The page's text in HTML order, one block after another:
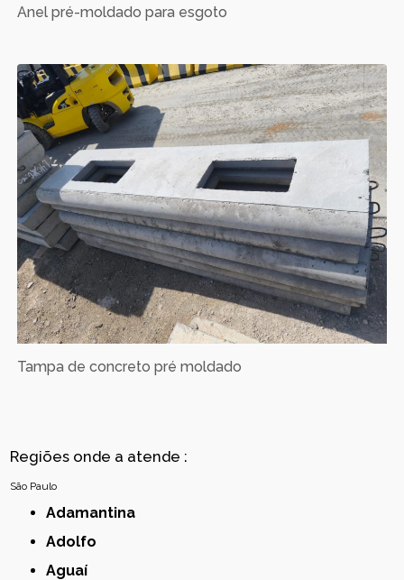
Anel pré-moldado para esgoto
Tampa de concreto pré moldado
Regiões onde a atende :
São Paulo
Adamantina
Adolfo
Aguaí